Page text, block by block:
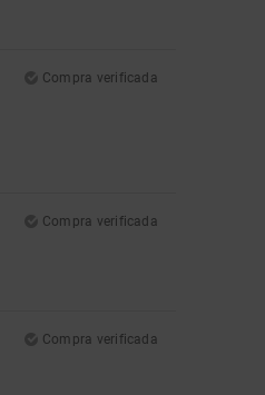
Compra verificada
Compra verificada
Compra verificada